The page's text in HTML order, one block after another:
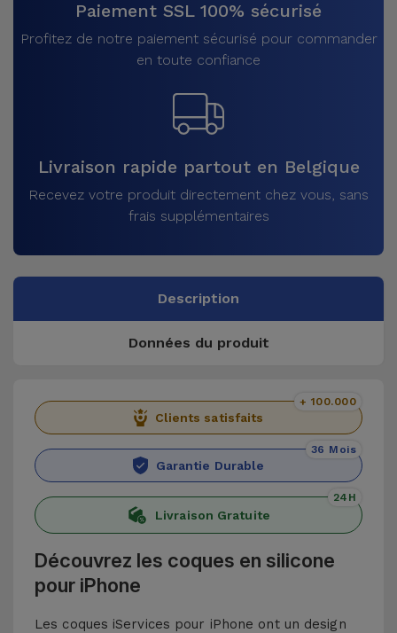
Paiement SSL 100% sécurisé
Profitez de notre paiement sécurisé pour commander
en toute confiance
Livraison rapide partout en Belgique
Recevez votre produit directement chez vous, sans
frais supplémentaires
Description
Données du produit
Clients satisfaits
+ 100.000
Garantie Durable
36 Mois
Livraison Gratuite
24H
Découvrez les coques en silicone
pour iPhone
Les coques iServices pour iPhone ont un design